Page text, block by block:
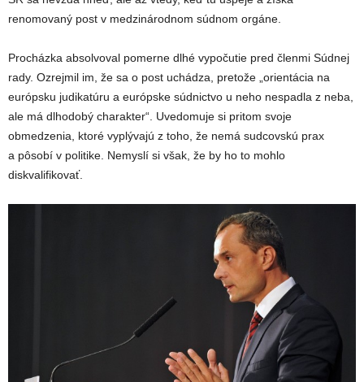
renomovaný post v medzinárodnom súdnom orgáne.
Procházka absolvoval pomerne dlhé vypočutie pred členmi Súdnej
rady. Ozrejmil im, že sa o post uchádza, pretože „orientácia na
európsku judikatúru a európske súdnictvo u neho nespadla z neba,
ale má dlhodobý charakter“. Uvedomuje si pritom svoje
obmedzenia, ktoré vyplývajú z toho, že nemá sudcovskú prax
a pôsobí v politike. Nemyslí si však, že by ho to mohlo
diskvalifikovať.